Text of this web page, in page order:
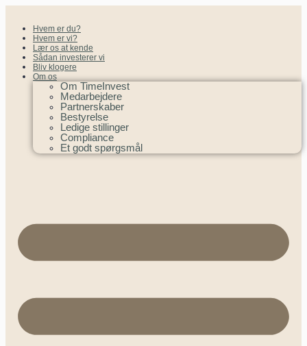
Hvem er du?
Hvem er vi?
Lær os at kende
Sådan investerer vi
Bliv klogere
Om os
Om TimeInvest
Medarbejdere
Partnerskaber
Bestyrelse
Ledige stillinger
Compliance
Et godt spørgsmål